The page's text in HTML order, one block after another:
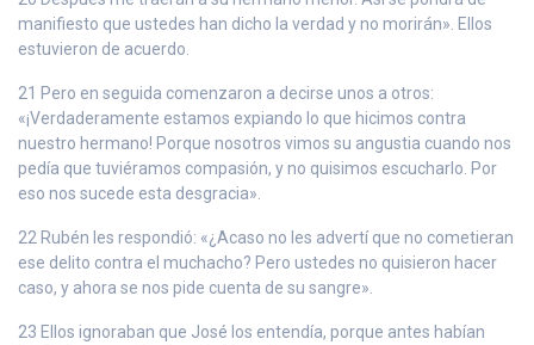
manifiesto que ustedes han dicho la verdad y no morirán». Ellos
estuvieron de acuerdo.
21 Pero en seguida comenzaron a decirse unos a otros:
«¡Verdaderamente estamos expiando lo que hicimos contra
nuestro hermano! Porque nosotros vimos su angustia cuando nos
pedía que tuviéramos compasión, y no quisimos escucharlo. Por
eso nos sucede esta desgracia».
22 Rubén les respondió: «¿Acaso no les advertí que no cometieran
ese delito contra el muchacho? Pero ustedes no quisieron hacer
caso, y ahora se nos pide cuenta de su sangre».
23 Ellos ignoraban que José los entendía, porque antes habían